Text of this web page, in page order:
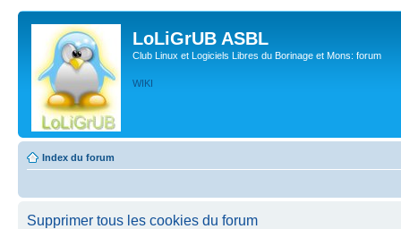
LoLiGrUB ASBL
Club Linux et Logiciels Libres du Borinage et Mons: forum
WIKI
Index du forum
Supprimer tous les cookies du forum